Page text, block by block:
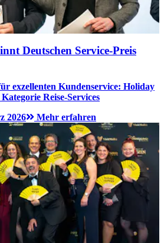
Deutschen Service-Preis
exzellenten Kundenservice: Holiday
Reise-Services
2026
Mehr erfahren